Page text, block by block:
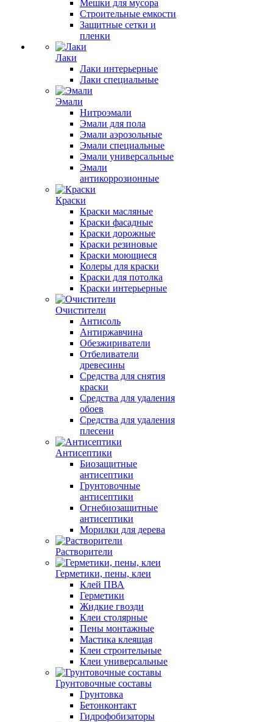
Мешки для мусора
Строительные емкости
Защитные сетки и
пленки
Лаки
Лаки интерьерные
Лаки специальные
Эмали
Нитроэмали
Эмали для пола
Эмали аэрозольные
Эмали специальные
Эмали универсальные
Эмали
антикоррозионные
Краски
Краски масляные
Краски фасадные
Краски дорожные
Краски резиновые
Краски моющиеся
Колеры для краски
Краски для потолка
Краски интерьерные
Очистители
Антисоль
Антиржавчина
Обезжириватели
Отбеливатели
древесины
Средства для снятия
краски
Средства для удаления
обоев
Средства для удаления
плесени
Антисептики
Биозащитные
антисептики
Грунтовочные
антисептики
Огнебиозащитные
антисептики
Морилки для дерева
Растворители
Герметики, пены, клеи
Клей ПВА
Герметики
Жидкие гвозди
Клеи столярные
Пены монтажные
Мастика клеящая
Клеи строительные
Клеи универсальные
Грунтовочные составы
Грунтовка
Бетонконтакт
Гидрофобизаторы